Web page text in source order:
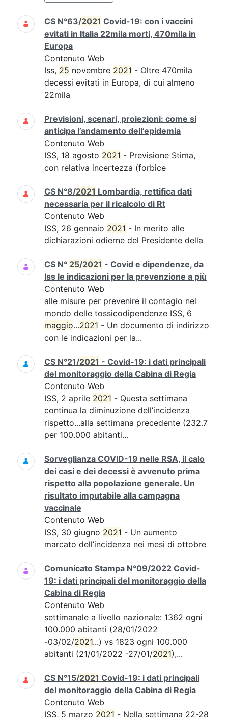
CS N°63/2021 Covid-19: con i vaccini
evitati in Italia 22mila morti, 470mila in
Europa
Contenuto Web
Iss, 25 novembre 2021 - Oltre 470mila
decessi evitati in Europa, di cui almeno
22mila
Previsioni, scenari, proiezioni: come si
anticipa l’andamento dell’epidemia
Contenuto Web
ISS, 18 agosto 2021 - Previsione Stima,
con relativa incertezza (forbice
CS N°8/2021 Lombardia, rettifica dati
necessaria per il ricalcolo di Rt
Contenuto Web
ISS, 26 gennaio 2021 - In merito alle
dichiarazioni odierne del Presidente della
CS N° 25/2021 - Covid e dipendenze, da
Iss le indicazioni per la prevenzione a più
Contenuto Web
alle misure per prevenire il contagio nel
mondo delle tossicodipendenze ISS, 6
maggio...2021 - Un documento di indirizzo
con le indicazioni per la...
CS N°21/2021 - Covid-19: i dati principali
del monitoraggio della Cabina di Regia
Contenuto Web
ISS, 2 aprile 2021 - Questa settimana
continua la diminuzione dell’incidenza
rispetto...alla settimana precedente (232.7
per 100.000 abitanti...
Sorveglianza COVID-19 nelle RSA, il calo
dei casi e dei decessi è avvenuto prima
rispetto alla popolazione generale. Un
risultato imputabile alla campagna
vaccinale
Contenuto Web
ISS, 30 giugno 2021 - Un aumento
marcato dell’incidenza nei mesi di ottobre
Comunicato Stampa N°09/2022 Covid-
19: i dati principali del monitoraggio della
Cabina di Regia
Contenuto Web
settimanale a livello nazionale: 1362 ogni
100.000 abitanti (28/01/2022
-03/02/2021...) vs 1823 ogni 100.000
abitanti (21/01/2022 -27/01/2021),...
CS N°15/2021 Covid-19: i dati principali
del monitoraggio della Cabina di Regia
Contenuto Web
ISS, 5 marzo 2021 - Nella settimana 22-28